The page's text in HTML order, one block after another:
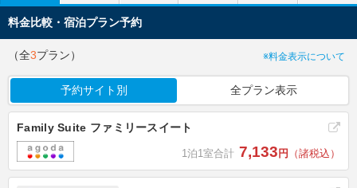
料金比較・宿泊プラン予約
（全3プラン） ※料金表示について
予約サイト別 全プラン表示
Family Suite ファミリースイート
1泊1室合計 7,133円 （諸税込）